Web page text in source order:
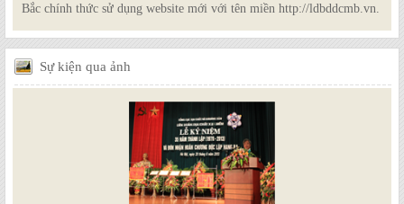
Bắc chính thức sử dụng website mới với tên miền http://ldbddcmb.vn.
Sựkiện qua ảnh